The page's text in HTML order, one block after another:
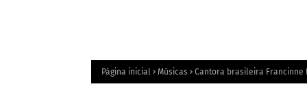
Página inicial Músicas Cantora brasileira Francinne